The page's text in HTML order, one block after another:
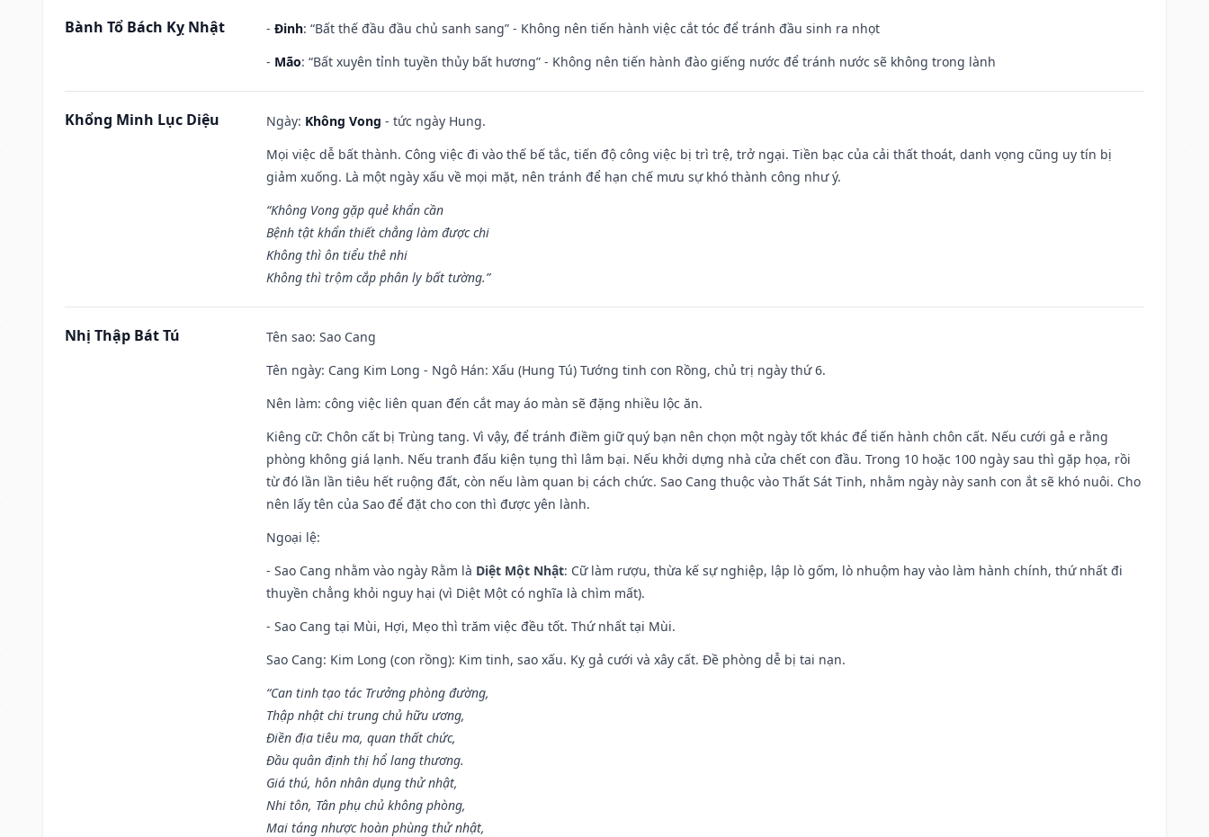
Bành Tổ Bách Kỵ Nhật - Đinh: “Bất thế đầu đầu chủ sanh sang” - Không nên tiến hành việc cắt tóc để tránh đầu sinh ra nhọt
- Mão: “Bất xuyên tỉnh tuyền thủy bất hương” - Không nên tiến hành đào giếng nước để tránh nước sẽ không trong lành
Khổng Minh Lục Diệu Ngày: Không Vong - tức ngày Hung.
Mọi việc dễ bất thành. Công việc đi vào thế bế tắc, tiến độ công việc bị trì trệ, trở ngại. Tiền bạc của cải thất thoát, danh vọng cũng uy tín bị
giảm xuống. Là một ngày xấu về mọi mặt, nên tránh để hạn chế mưu sự khó thành công như ý.
“Không Vong gặp quẻ khẩn cần
Bệnh tật khẩn thiết chẳng làm được chi
Không thì ôn tiểu thê nhi
Không thì trộm cắp phân ly bất tường.”
Nhị Thập Bát Tú Tên sao: Sao Cang
Tên ngày: Cang Kim Long - Ngô Hán: Xấu (Hung Tú) Tướng tinh con Rồng, chủ trị ngày thứ 6.
Nên làm: công việc liên quan đến cắt may áo màn sẽ đặng nhiều lộc ăn.
Kiêng cữ: Chôn cất bị Trùng tang. Vì vậy, để tránh điềm giữ quý bạn nên chọn một ngày tốt khác để tiến hành chôn cất. Nếu cưới gả e rằng
phòng không giá lạnh. Nếu tranh đấu kiện tụng thì lâm bại. Nếu khởi dựng nhà cửa chết con đầu. Trong 10 hoặc 100 ngày sau thì gặp họa, rồi
từ đó lần lần tiêu hết ruộng đất, còn nếu làm quan bị cách chức. Sao Cang thuộc vào Thất Sát Tinh, nhằm ngày này sanh con ắt sẽ khó nuôi. Cho
nên lấy tên của Sao để đặt cho con thì được yên lành.
Ngoại lệ:
- Sao Cang nhằm vào ngày Rằm là Diệt Một Nhật: Cữ làm rượu, thừa kế sự nghiệp, lập lò gốm, lò nhuộm hay vào làm hành chính, thứ nhất đi
thuyền chẳng khỏi nguy hại (vì Diệt Một có nghĩa là chìm mất).
- Sao Cang tại Mùi, Hợi, Mẹo thì trăm việc đều tốt. Thứ nhất tại Mùi.
Sao Cang: Kim Long (con rồng): Kim tinh, sao xấu. Kỵ gả cưới và xây cất. Đề phòng dễ bị tai nạn.
“Can tinh tạo tác Trưởng phòng đường,
Thập nhật chi trung chủ hữu ương,
Điền địa tiêu ma, quan thất chức,
Đầu quân định thị hổ lang thương.
Giá thú, hôn nhân dụng thử nhật,
Nhi tôn, Tân phụ chủ không phòng,
Mai táng nhược hoàn phùng thử nhật,